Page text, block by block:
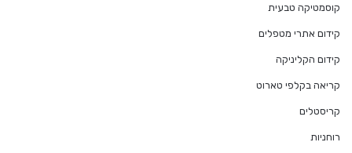
קוסמטיקה טבעית
קידום אתרי מטפלים
קידום הקליניקה
קריאה בקלפי טארוט
קריסטלים
רוחניות